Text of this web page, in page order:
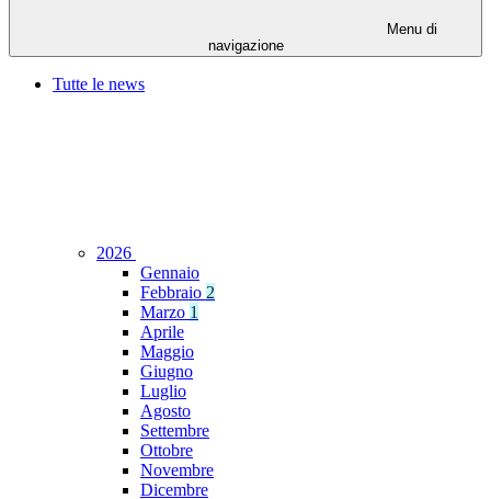
Menu di
navigazione
Tutte le news
2026
Gennaio
Febbraio 2
Marzo 1
Aprile
Maggio
Giugno
Luglio
Agosto
Settembre
Ottobre
Novembre
Dicembre